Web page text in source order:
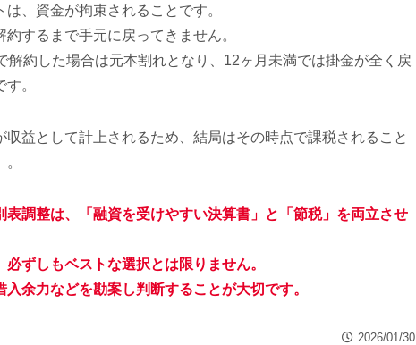
、資金が拘束されることです。
するまで手元に戻ってきません。
解約した場合は元本割れとなり、12ヶ月未満では掛金が全く戻
。
収益として計上されるため、結局はその時点で課税されること
表調整は、「融資を受けやすい決算書」と「節税」を両立させ
ずしもベストな選択とは限りません。
余力などを勘案し判断することが大切です。
2026/01/30